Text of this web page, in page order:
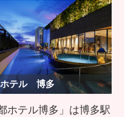
テル 博多
都ホテル博多」は博多駅